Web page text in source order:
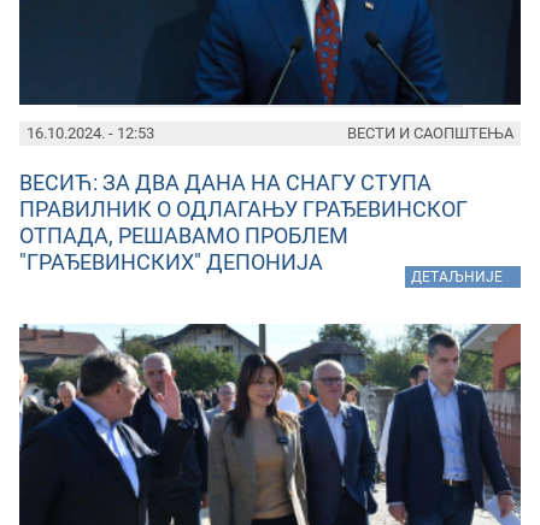
16.10.2024. - 12:53
ВЕСИЋ: ЗА ДВА ДАНА НА СНАГУ СТУПА
ПРАВИЛНИК О ОДЛАГАЊУ ГРАЂЕВИНСКОГ
ОТПАДА, РЕШАВАМО ПРОБЛЕМ
"ГРАЂЕВИНСКИХ" ДЕПОНИЈА
ДЕТАЉНИЈЕ
ВЕСТИ И САОПШТЕЊА